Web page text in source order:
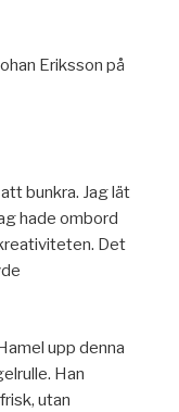
Eriksson på
bunkra. Jag lät
hade ombord
Det
upp denna
Han
utan